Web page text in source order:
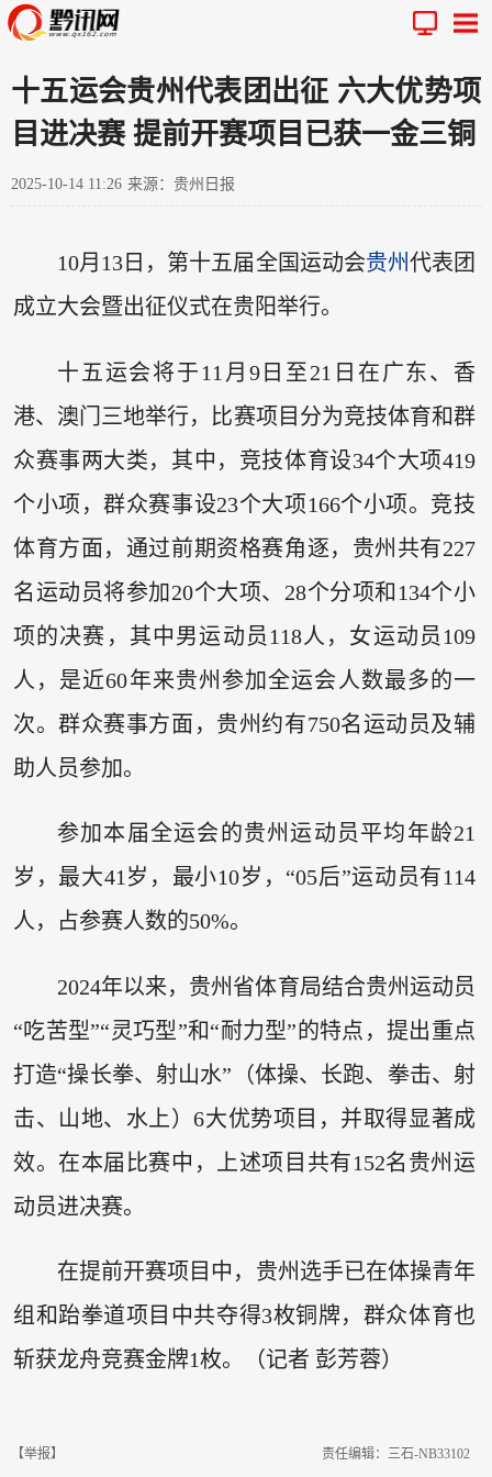
十五运会贵州代表团出征 六大优势项
目进决赛 提前开赛项目已获一金三铜
2025-10-14 11:26 来源：贵州日报
10月13日，第十五届全国运动会贵州代表团
成立大会暨出征仪式在贵阳举行。
十五运会将于11月9日至21日在广东、香
港、澳门三地举行，比赛项目分为竞技体育和群
众赛事两大类，其中，竞技体育设34个大项419
个小项，群众赛事设23个大项166个小项。竞技
体育方面，通过前期资格赛角逐，贵州共有227
名运动员将参加20个大项、28个分项和134个小
项的决赛，其中男运动员118人，女运动员109
人，是近60年来贵州参加全运会人数最多的一
次。群众赛事方面，贵州约有750名运动员及辅
助人员参加。
参加本届全运会的贵州运动员平均年龄21
岁，最大41岁，最小10岁，“05后”运动员有114
人，占参赛人数的50%。
2024年以来，贵州省体育局结合贵州运动员
“吃苦型”“灵巧型”和“耐力型”的特点，提出重点
打造“操长拳、射山水”（体操、长跑、拳击、射
击、山地、水上）6大优势项目，并取得显著成
效。在本届比赛中，上述项目共有152名贵州运
动员进决赛。
在提前开赛项目中，贵州选手已在体操青年
组和跆拳道项目中共夺得3枚铜牌，群众体育也
斩获龙舟竞赛金牌1枚。（记者 彭芳蓉）
【举报】 责任编辑：三石-NB33102